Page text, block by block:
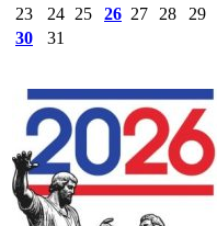
23
24 25 26 27 28
29
30
31